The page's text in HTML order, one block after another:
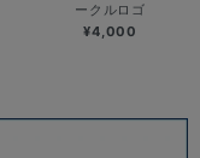
ークルロゴ
¥4,000